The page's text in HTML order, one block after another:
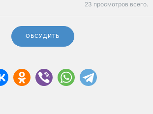
23 просмотров всего.
ОБСУДИТЬ